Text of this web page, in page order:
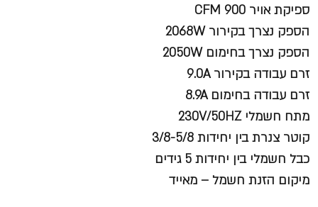
ספיקת אויר CFM 900
הספק נצרך בקירור 2068W
הספק נצרך בחימום 2050W
זרם עבודה בקירור 9.0A
זרם עבודה בחימום 8.9A
מתח חשמלי 230V/50HZ
קוטר צנרת בין יחידות 3/8-5/8
​כבל חשמלי בין יחידות 5 גידים
מיקום הזנת חשמל – מאייד